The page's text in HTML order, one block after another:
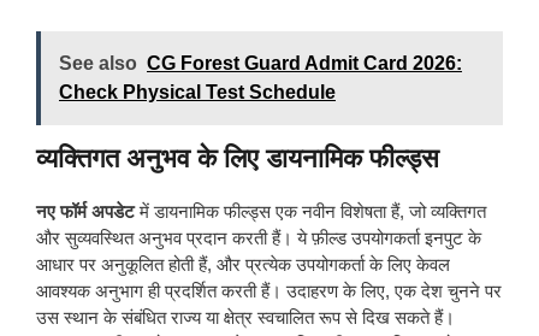
See also CG Forest Guard Admit Card 2026:
Check Physical Test Schedule
व्यक्तिगत अनुभव के लिए डायनामिक फील्ड्स
नए फॉर्म अपडेटमें डायनामिक फील्ड्स एक नवीन विशेषता हैं, जो व्यक्तिगत
और सुव्यवस्थित अनुभव प्रदान करती हैं। ये फ़ील्ड उपयोगकर्ता इनपुट के
आधार पर अनुकूलित होती हैं, और प्रत्येक उपयोगकर्ता के लिए केवल
आवश्यक अनुभाग ही प्रदर्शित करती हैं। उदाहरण के लिए, एक देश चुनने पर
उस स्थान के संबंधित राज्य या क्षेत्र स्वचालित रूप से दिख सकते हैं।